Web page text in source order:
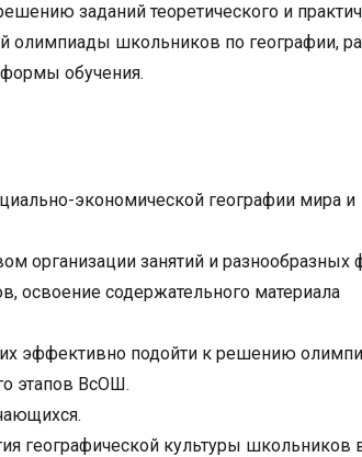
заданий теоретического и
олимпиады школьников по географии,
обучения.
экономической географии мира и
организации занятий и разнообразных
освоение содержательного материала
эффективно подойти к решению
этапов ВсОШ.
географической культуры школьников